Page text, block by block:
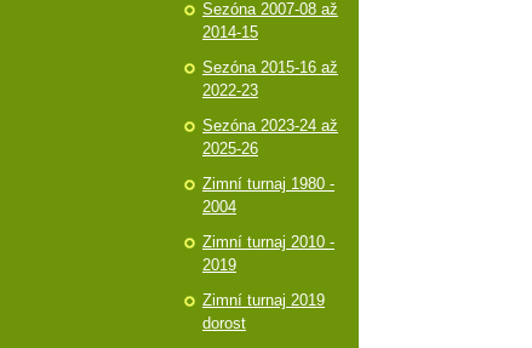
Sezóna 2007-08 až
2014-15
Sezóna 2015-16 až
2022-23
Sezóna 2023-24 až
2025-26
Zimní turnaj 1980 -
2004
Zimní turnaj 2010 -
2019
Zimní turnaj 2019
dorost